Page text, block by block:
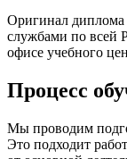
Оригинал
службами по всей
офисе учебного
Процесс
Мы проводим
Это подходит